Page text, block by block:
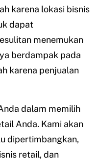
karena lokasi bisnis
dapat
menemukan
berdampak pada
karena penjualan
dalam memilih
Anda. Kami akan
dipertimbangkan,
retail, dan